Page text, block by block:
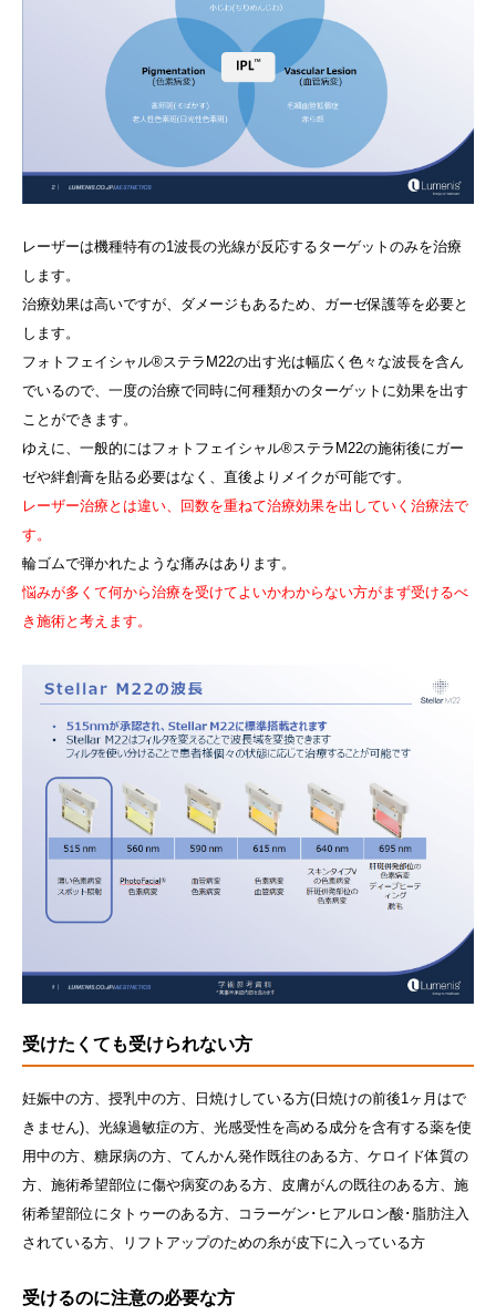
レーザーは機種特有の1波長の光線が反応するターゲットのみを治療
します。
治療効果は高いですが、ダメージもあるため、ガーゼ保護等を必要と
します。
フォトフェイシャル®ステラM22の出す光は幅広く色々な波長を含ん
でいるので、一度の治療で同時に何種類かのターゲットに効果を出す
ことができます。
ゆえに、一般的にはフォトフェイシャル®ステラM22の施術後にガー
ゼや絆創膏を貼る必要はなく、直後よりメイクが可能です。
レーザー治療とは違い、回数を重ねて治療効果を出していく治療法で
す。
輪ゴムで弾かれたような痛みはあります。
悩みが多くて何から治療を受けてよいかわからない方がまず受けるべ
き施術と考えます。
受けたくても受けられない方
妊娠中の方、授乳中の方、日焼けしている方(日焼けの前後1ヶ月はで
きません)、光線過敏症の方、光感受性を高める成分を含有する薬を使
用中の方、糖尿病の方、てんかん発作既往のある方、ケロイド体質の
方、施術希望部位に傷や病変のある方、皮膚がんの既往のある方、施
術希望部位にタトゥーのある方、コラーゲン･ヒアルロン酸･脂肪注入
されている方、リフトアップのための糸が皮下に入っている方
受けるのに注意の必要な方